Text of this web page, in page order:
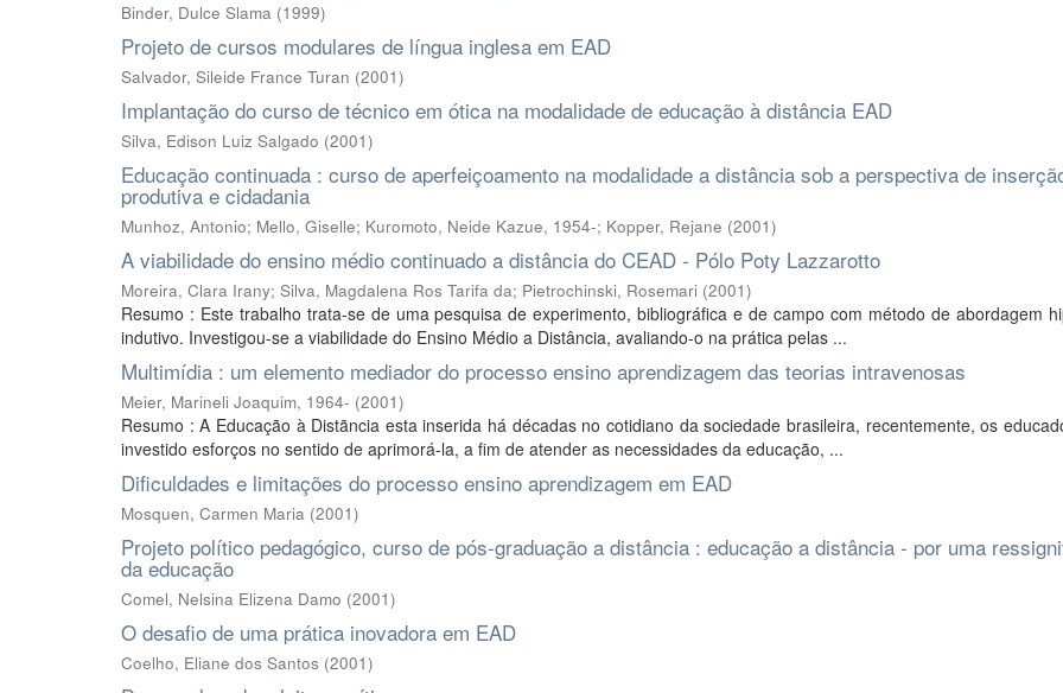
Binder, Dulce Slama (1999)
Projeto de cursos modulares de língua inglesa em EAD
Salvador, Sileide France Turan (2001)
Implantação do curso de técnico em ótica na modalidade de educação à distância EAD
Silva, Edison Luiz Salgado (2001)
Educação continuada : curso de aperfeiçoamento na modalidade a distância sob a perspectiva de
produtiva e cidadania
Munhoz, Antonio; Mello, Giselle; Kuromoto, Neide Kazue, 1954-; Kopper, Rejane (2001)
A viabilidade do ensino médio continuado a distância do CEAD - Pólo Poty Lazzarotto
Moreira, Clara Irany; Silva, Magdalena Ros Tarifa da; Pietrochinski, Rosemari (2001)
Resumo : Este trabalho trata-se de uma pesquisa de experimento, bibliográfica e de campo com método de abordagem
indutivo. Investigou-se a viabilidade do Ensino Médio a Distância, avaliando-o na prática pelas ...
Multimídia : um elemento mediador do processo ensino aprendizagem das teorias intravenosas
Meier, Marineli Joaquim, 1964- (2001)
Resumo : A Educação à Distãncia esta inserida há décadas no cotidiano da sociedade brasileira, recentemente, os
investido esforços no sentido de aprimorá-la, a fim de atender as necessidades da educação, ...
Dificuldades e limitações do processo ensino aprendizagem em EAD
Mosquen, Carmen Maria (2001)
Projeto político pedagógico, curso de pós-graduação a distância : educação a distância - por uma
da educação
Comel, Nelsina Elizena Damo (2001)
O desafio de uma prática inovadora em EAD
Coelho, Eliane dos Santos (2001)